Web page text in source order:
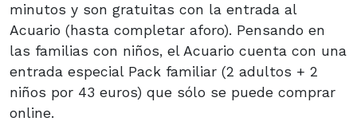
minutos y son gratuitas con la entrada al
Acuario (hasta completar aforo). Pensando en
las familias con niños, el Acuario cuenta con una
entrada especial Pack familiar (2 adultos + 2
niños por 43 euros) que sólo se puede comprar
online.